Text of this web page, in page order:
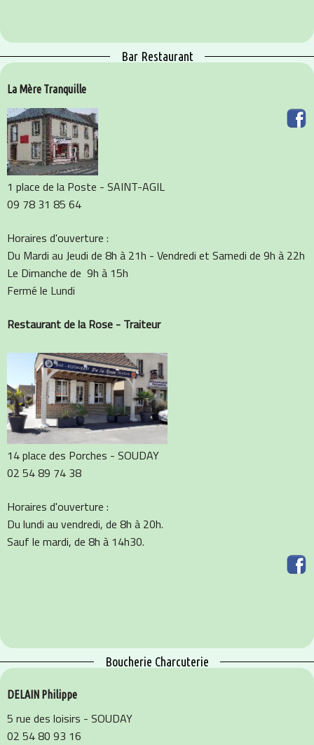
Bar Restaurant
La Mère Tranquille
1 place de la Poste - SAINT-AGIL
09 78 31 85 64
Horaires d'ouverture :
Du Mardi au Jeudi de 8h à 21h - Vendredi et Samedi de 9h à 22h
Le Dimanche de 9h à 15h
Fermé le Lundi
Restaurant de la Rose - Traiteur
14 place des Porches - SOUDAY
02 54 89 74 38
Horaires d'ouverture :
Du lundi au vendredi, de 8h à 20h.
Sauf le mardi, de 8h à 14h30.
Boucherie Charcuterie
DELAIN Philippe
5 rue des loisirs - SOUDAY
02 54 80 93 16